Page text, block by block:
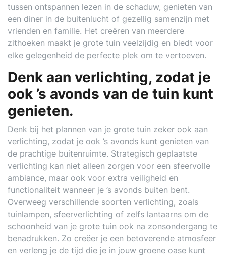
tussen ontspannen lezen in de schaduw, genieten van
een diner in de buitenlucht of gezellig samenzijn met
vrienden en familie. Het creëren van meerdere
zithoeken maakt je grote tuin veelzijdig en biedt voor
elke gelegenheid de perfecte plek om te vertoeven.
Denk aan verlichting, zodat je
ook ’s avonds van de tuin kunt
genieten.
Denk bij het plannen van je grote tuin zeker ook aan
verlichting, zodat je ook ’s avonds kunt genieten van
de prachtige buitenruimte. Strategisch geplaatste
verlichting kan niet alleen zorgen voor een sfeervolle
ambiance, maar ook voor extra veiligheid en
functionaliteit wanneer je ’s avonds buiten bent.
Overweeg verschillende soorten verlichting, zoals
tuinlampen, sfeerverlichting of zelfs lantaarns om de
schoonheid van je grote tuin ook na zonsondergang te
benadrukken. Zo creëer je een betoverende atmosfeer
en verleng je de tijd die je in jouw groene oase kunt